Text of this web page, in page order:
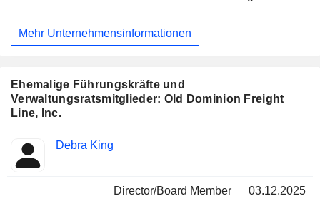
Ehemalige Führungskräfte und
Verwaltungsratsmitglieder: Old Dominion Freight
Line, Inc.
Insider
Besetzte
Positionen
Debra King
Director/Board Member
03.12.2025
Mehr Unternehmensinformationen